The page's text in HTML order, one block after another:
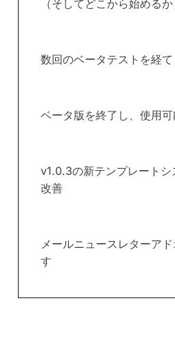
（そしてどこから始めるか
数回のベータテストを経て
ベータ版を終了し、使用可
v1.0.3の新テンプレート
改善
メールニュースレターア
す